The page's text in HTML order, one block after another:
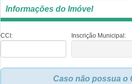
Informações do Imóvel
CCI: Inscrição Municipal:
Caso não possua o